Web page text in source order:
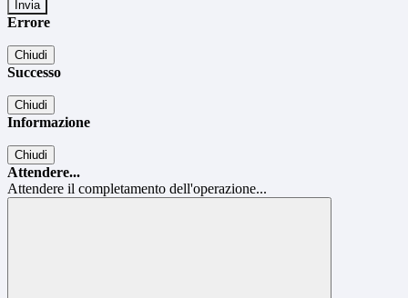
Errore
Chiudi
Successo
Chiudi
Informazione
Chiudi
Attendere...
Attendere il completamento dell'operazione...